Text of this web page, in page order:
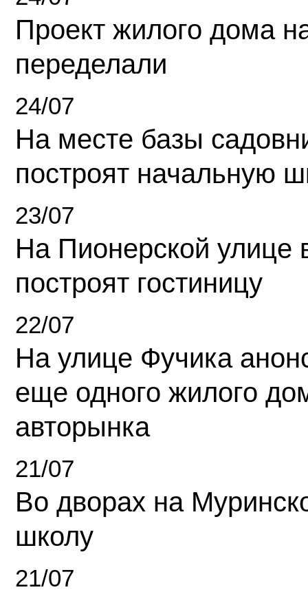
Проект жилого дома
переделали
24/07
На месте базы
построят начальную
23/07
На Пионерской улице
построят гостиницу
22/07
На улице Фучика
еще одного жилого
авторынка
21/07
Во дворах на
школу
21/07